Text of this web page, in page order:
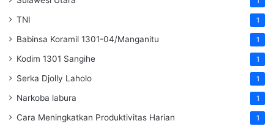
TNI 1
Babinsa Koramil 1301-04/Manganitu 1
Kodim 1301 Sangihe 1
Serka Djolly Laholo 1
Narkoba labura 1
Cara Meningkatkan Produktivitas Harian 1